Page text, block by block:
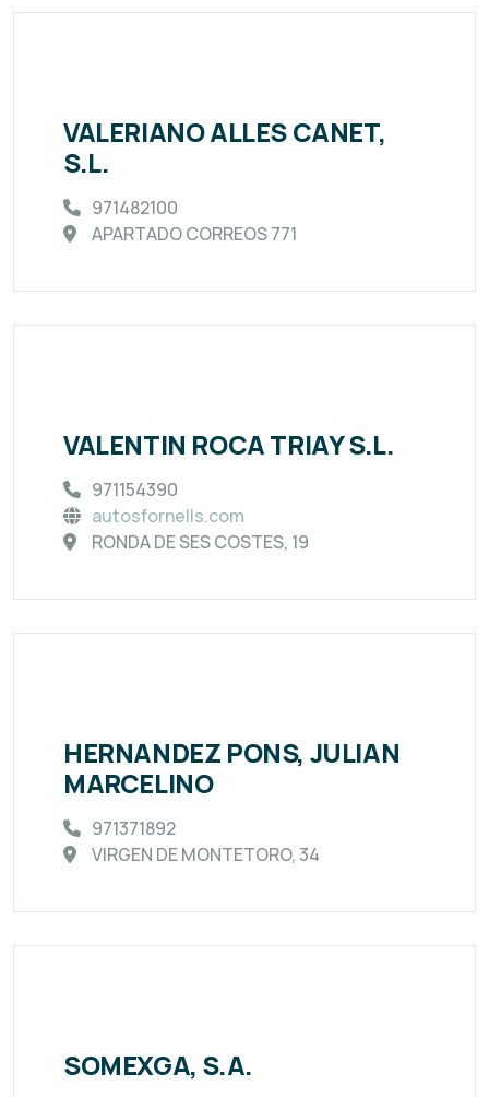
VALERIANO ALLES CANET,
S.L.
971482100
APARTADO CORREOS 771
VALENTIN ROCA TRIAY S.L.
971154390
autosfornells.com
RONDA DE SES COSTES, 19
HERNANDEZ PONS, JULIAN
MARCELINO
971371892
VIRGEN DE MONTETORO, 34
SOMEXGA, S.A.